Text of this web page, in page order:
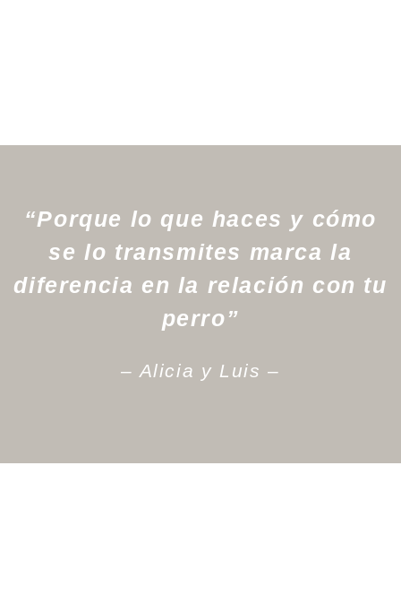
“Porque lo que haces y cómo
se lo transmites marca la
diferencia en la relación con tu
perro”
– Alicia y Luis –